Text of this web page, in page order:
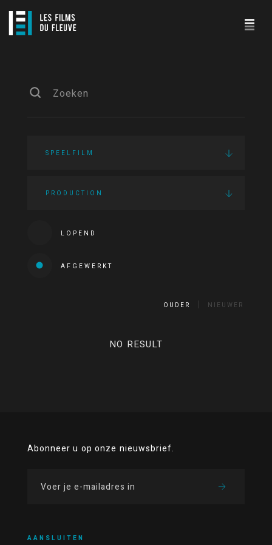
SPEELFILM
PRODUCTION
LOPEND
AFGEWERKT
OUDER NIEUWER
NO RESULT
Abonneer u op onze nieuwsbrief.
AANSLUITEN